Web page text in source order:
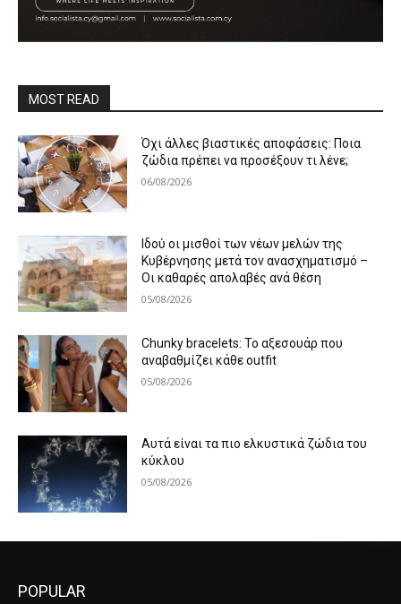
MOST READ
Όχι άλλες βιαστικές αποφάσεις: Ποια
ζώδια πρέπει να προσέξουν τι λένε;
06/08/2026
Ιδού οι μισθοί των νέων μελών της
Κυβέρνησης μετά τον ανασχηματισμό –
Οι καθαρές απολαβές ανά θέση
05/08/2026
Chunky bracelets: Το αξεσουάρ που
αναβαθμίζει κάθε outfit
05/08/2026
Αυτά είναι τα πιο ελκυστικά ζώδια του
κύκλου
05/08/2026
POPULAR